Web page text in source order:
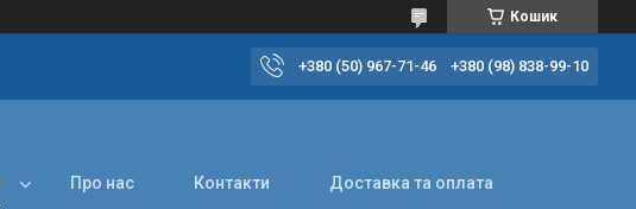
Кошик
+380 (50) 967-71-46 +380 (98) 838-99-10
Про нас Контакти Доставка та оплата